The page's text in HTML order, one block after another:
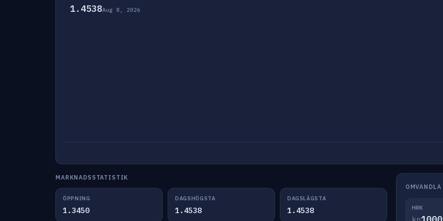
1.4538Aug 8, 2026
MARKNADSSTATISTIK
ÖPPNING
1.3450
DAGSHÖGSTA
1.4538
DAGSLÄGSTA
1.4538 HRK
kn